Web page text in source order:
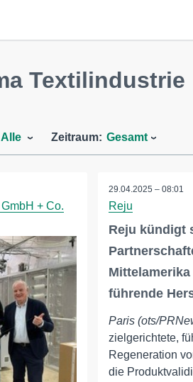
Textilindustrie
Alle Zeitraum: Gesamt
+ Co.
29.04.2025 – 08:01
Reju
Reju kündigt
führende
Paris (ots/
zielgerichtete,
Regeneration
die